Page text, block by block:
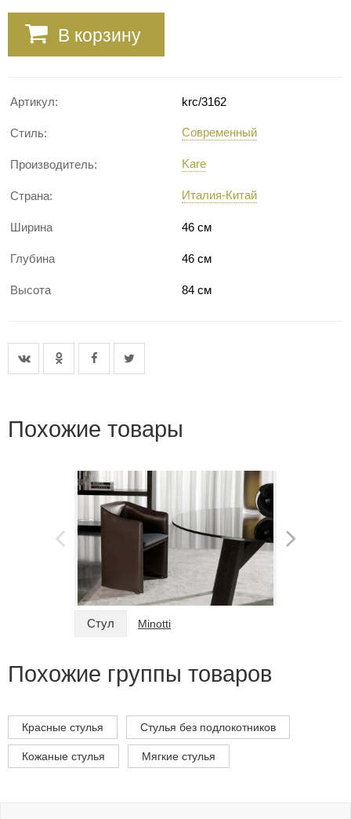
В корзину
Артикул: krc/3162
Стиль: Современный
Производитель: Kare
Страна: Италия-Китай
Ширина 46 см
Глубина 46 см
Высота 84 см
Похожие товары
Стул Minotti
Похожие группы товаров
Красные стулья Стулья без подлокотников
Кожаные стулья Мягкие стулья